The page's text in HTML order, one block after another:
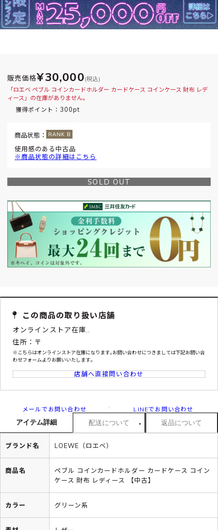
販売価格¥30,000 (税込)
「ロエベ ペブル コインカードホルダー カードケース コインケース 財布 レデ
ィース」の在庫がありません。
獲得ポイント： 300pt
商品状態：
使用感のある中古品
※商品状態の詳細はこちら
SOLD OUT
この商品の取り扱い店舗
オンラインストア在庫..
住所：〒
※こちらはオンラインストア在庫になります｡お問い合わせにつきましては下記お問い合
わせフォームよりお願いいたします｡
店舗へ直接問い合わせ
メールでお問い合わせ LINEでお問い合わせ
アイテム詳細 配送について 返品について
ブランド名 LOEWE（ロエベ）
商品名
ペブル コインカードホルダー カードケース コイン
ケース 財布 レディース 【中古】
カラー グリーン系